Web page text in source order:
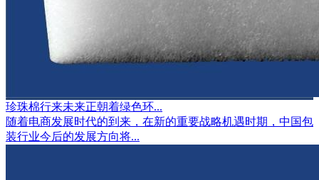
珍珠棉行来未来正朝着绿色环...
随着电商发展时代的到来，在新的重要战略机遇时期，中国包
装行业今后的发展方向将...